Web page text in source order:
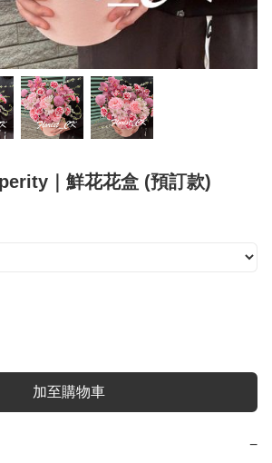
｜鮮花花盒 (預訂款)
加至購物車
−